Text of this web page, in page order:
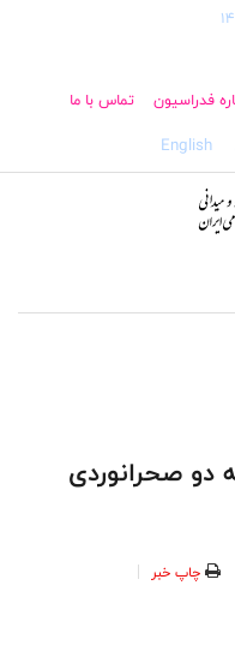
فدراسیون تماس با ما
English
دو صحرانوردی
چاپ خبر